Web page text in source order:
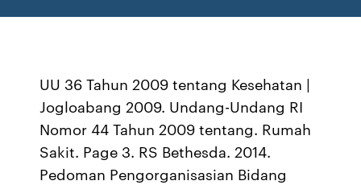
UU 36 Tahun 2009 tentang Kesehatan |
Jogloabang 2009. Undang-Undang RI
Nomor 44 Tahun 2009 tentang. Rumah
Sakit. Page 3. RS Bethesda. 2014.
Pedoman Pengorganisasian Bidang